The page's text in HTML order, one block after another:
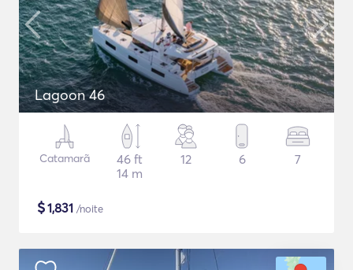
Lagoon 46
Catamarã
46 ft
14 m
12 6 7
$1,831 /noite